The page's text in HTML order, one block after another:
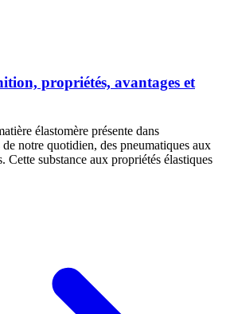
propriétés, avantages et
élastomère présente dans
notre quotidien, des pneumatiques aux
Cette substance aux propriétés élastiques